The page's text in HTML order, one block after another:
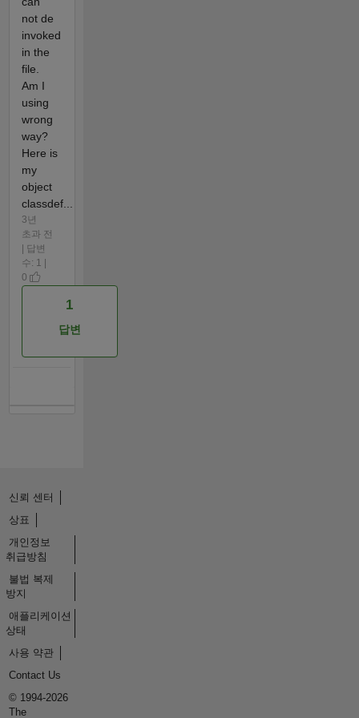
not de
invoked
in the
file.
Am I
using
wrong
way?
Here is
my
object
classdef...
3년
초과 전
| 답변
수: 1 |
0
1
답변
신뢰 센터
상표
개인정보
취급방침
불법 복제
방지
애플리케이션
상태
사용 약관
Contact Us
© 1994-2026
The